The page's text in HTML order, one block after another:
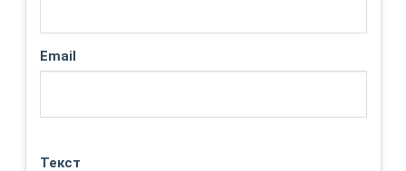
Email
Текст